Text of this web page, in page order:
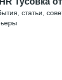
статьи,